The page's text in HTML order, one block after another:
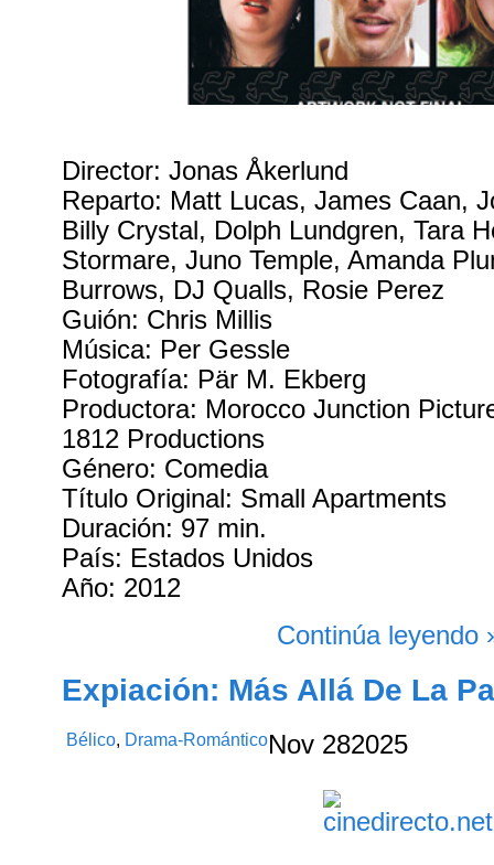
Director: Jonas Åkerlund
Reparto: Matt Lucas, James Caan,
Billy Crystal, Dolph Lundgren, Tara
Stormare, Juno Temple, Amanda
Burrows, DJ Qualls, Rosie Perez
Guión: Chris Millis
Música: Per Gessle
Fotografía: Pär M. Ekberg
Productora: Morocco Junction
1812 Productions
Género: Comedia
Título Original: Small Apartments
Duración: 97 min.
País: Estados Unidos
Año: 2012
Continúa leyendo
Expiación: Más Allá De La
Bélico, Drama-RománticoNov 282025